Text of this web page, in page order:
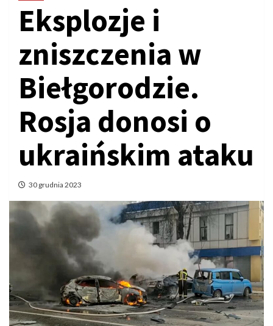
Eksplozje i
zniszczenia w
Biełgorodzie.
Rosja donosi o
ukraińskim ataku
30 grudnia 2023